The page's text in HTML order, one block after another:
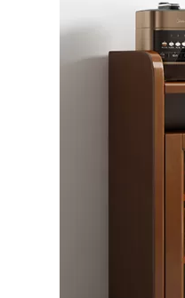
Bếp từ-Bếp
Ray trượt –
Phụ kiện tủ bếp
Giá để dao thớt
Kệ góc liên hoàn